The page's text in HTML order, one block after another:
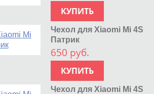
КУПИТЬ
Чехол для Xiaomi Mi 4S
Патрик
650 руб.
КУПИТЬ
Чехол для Xiaomi Mi 4S